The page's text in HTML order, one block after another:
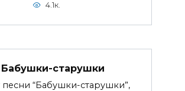
4.1к.
Бабушки-старушки
песни “Бабушки-старушки”,